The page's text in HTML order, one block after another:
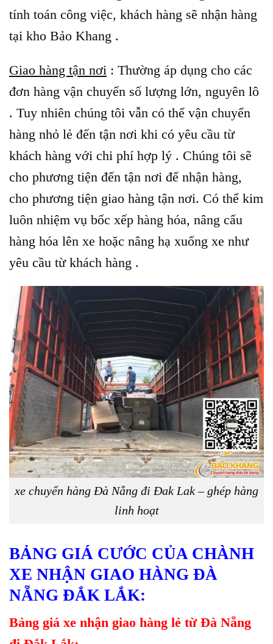
tính toán công việc, khách hàng sẽ nhận hàng
tại kho Bảo Khang .
Giao hàng tận nơi : Thường áp dụng cho các
đơn hàng vận chuyển số lượng lớn, nguyên lô
. Tuy nhiên chúng tôi vẫn có thể vận chuyển
hàng nhỏ lẻ đến tận nơi khi có yêu cầu từ
khách hàng với chi phí hợp lý . Chúng tôi sẽ
cho phương tiện đến tận nơi để nhận hàng,
cho phương tiện giao hàng tận nơi. Có thể kim
luôn nhiệm vụ bốc xếp hàng hóa, nâng cẩu
hàng hóa lên xe hoặc nâng hạ xuống xe như
yêu cầu từ khách hàng .
xe chuyển hàng Đà Nẵng đi Đak Lak – ghép hàng
linh hoạt
BẢNG GIÁ CƯỚC CỦA CHÀNH
XE NHẬN GIAO HÀNG ĐÀ
NẴNG ĐẮK LẮK:
Bảng giá xe nhận giao hàng lẻ từ Đà Nẵng